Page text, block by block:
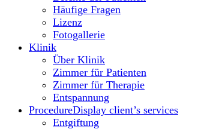
Häufige Fragen
Lizenz
Fotogallerie
Klinik
Über Klinik
Zimmer für Patienten
Zimmer für Therapie
Entspannung
ProcedureDisplay client’s services
Entgiftung